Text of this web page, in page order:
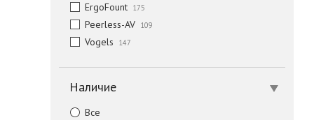
ErgoFount 175
Peerless-AV 109
Vogels 147
Наличие
Все